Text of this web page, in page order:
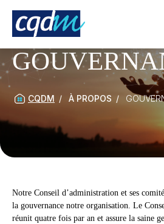
CQDM À PROPOS
Notre Conseil d’administration et ses
la gouvernance notre organisation. Le
réunit quatre fois par an et assure la saine